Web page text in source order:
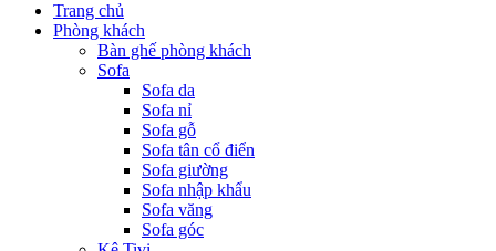
Trang chủ
Phòng khách
Bàn ghế phòng khách
Sofa
Sofa da
Sofa nỉ
Sofa gỗ
Sofa tân cổ điển
Sofa giường
Sofa nhập khẩu
Sofa văng
Sofa góc